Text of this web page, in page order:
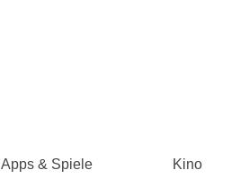
Apps & Spiele Kino